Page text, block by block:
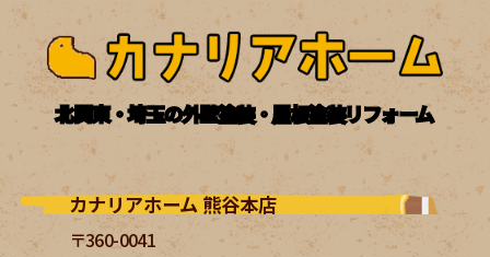
北関東・埼玉の外壁塗装・屋根塗装リフォーム
カナリアホーム 熊谷本店
〒360-0041